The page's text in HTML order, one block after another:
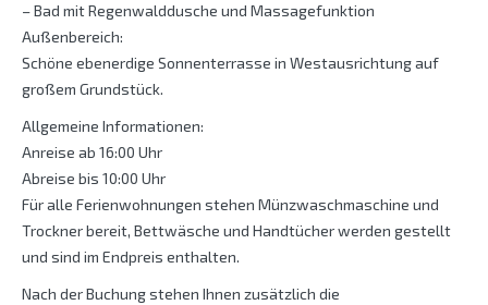
– Bad mit Regenwalddusche und Massagefunktion
Außenbereich:
Schöne ebenerdige Sonnenterrasse in Westausrichtung auf
großem Grundstück.
Allgemeine Informationen:
Anreise ab 16:00 Uhr
Abreise bis 10:00 Uhr
Für alle Ferienwohnungen stehen Münzwaschmaschine und
Trockner bereit, Bettwäsche und Handtücher werden gestellt
und sind im Endpreis enthalten.
Nach der Buchung stehen Ihnen zusätzlich die